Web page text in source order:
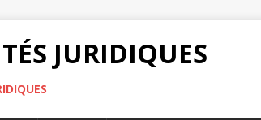
JURIDIQUES